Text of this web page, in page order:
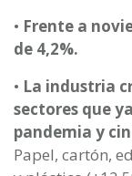
• Frente a
de 4,2%.
• La industria
sectores que
pandemia y
Papel, cartón,